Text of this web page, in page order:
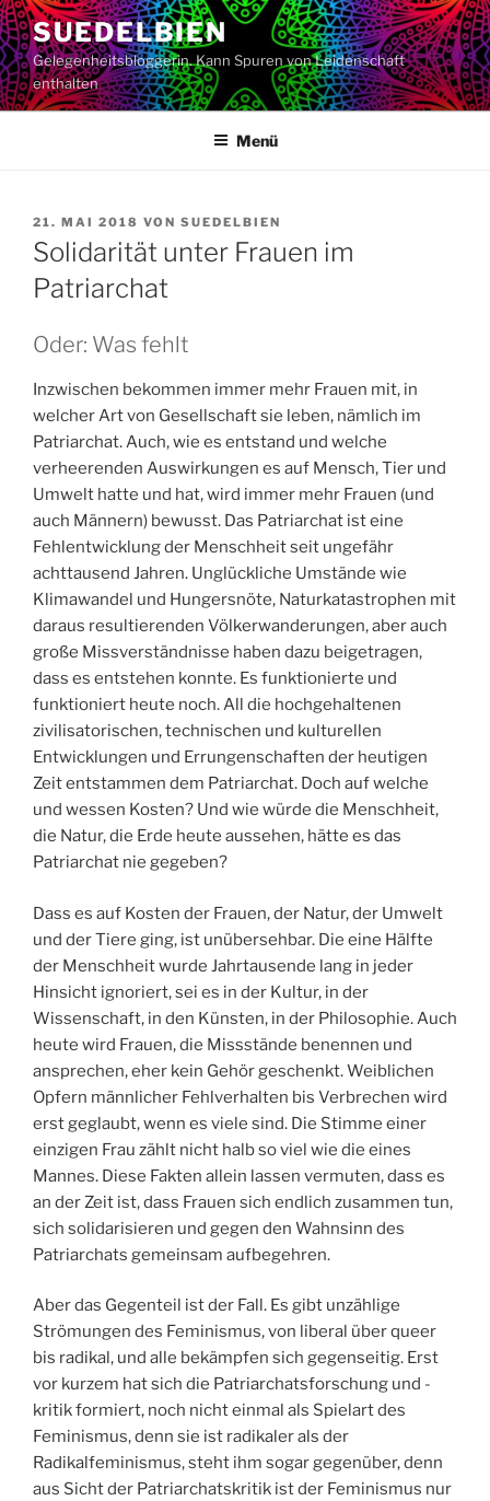
Zum
Inhalt
springen
SUEDELBIEN
Gelegenheitsbloggerin. Kann Spuren von Leidenschaft
enthalten
Menü
VERÖFFENTLICHT
AM
21. MAI 2018 VON SUEDELBIEN
Solidarität unter Frauen im
Patriarchat
Oder: Was fehlt
Inzwischen bekommen immer mehr Frauen mit, in
welcher Art von Gesellschaft sie leben, nämlich im
Patriarchat. Auch, wie es entstand und welche
verheerenden Auswirkungen es auf Mensch, Tier und
Umwelt hatte und hat, wird immer mehr Frauen (und
auch Männern) bewusst. Das Patriarchat ist eine
Fehlentwicklung der Menschheit seit ungefähr
achttausend Jahren. Unglückliche Umstände wie
Klimawandel und Hungersnöte, Naturkatastrophen mit
daraus resultierenden Völkerwanderungen, aber auch
große Missverständnisse haben dazu beigetragen,
dass es entstehen konnte. Es funktionierte und
funktioniert heute noch. All die hochgehaltenen
zivilisatorischen, technischen und kulturellen
Entwicklungen und Errungenschaften der heutigen
Zeit entstammen dem Patriarchat. Doch auf welche
und wessen Kosten? Und wie würde die Menschheit,
die Natur, die Erde heute aussehen, hätte es das
Patriarchat nie gegeben?
Dass es auf Kosten der Frauen, der Natur, der Umwelt
und der Tiere ging, ist unübersehbar. Die eine Hälfte
der Menschheit wurde Jahrtausende lang in jeder
Hinsicht ignoriert, sei es in der Kultur, in der
Wissenschaft, in den Künsten, in der Philosophie. Auch
heute wird Frauen, die Missstände benennen und
ansprechen, eher kein Gehör geschenkt. Weiblichen
Opfern männlicher Fehlverhalten bis Verbrechen wird
erst geglaubt, wenn es viele sind. Die Stimme einer
einzigen Frau zählt nicht halb so viel wie die eines
Mannes. Diese Fakten allein lassen vermuten, dass es
an der Zeit ist, dass Frauen sich endlich zusammen tun,
sich solidarisieren und gegen den Wahnsinn des
Patriarchats gemeinsam aufbegehren.
Aber das Gegenteil ist der Fall. Es gibt unzählige
Strömungen des Feminismus, von liberal über queer
bis radikal, und alle bekämpfen sich gegenseitig. Erst
vor kurzem hat sich die Patriarchatsforschung und -
kritik formiert, noch nicht einmal als Spielart des
Feminismus, denn sie ist radikaler als der
Radikalfeminismus, steht ihm sogar gegenüber, denn
aus Sicht der Patriarchatskritik ist der Feminismus nur